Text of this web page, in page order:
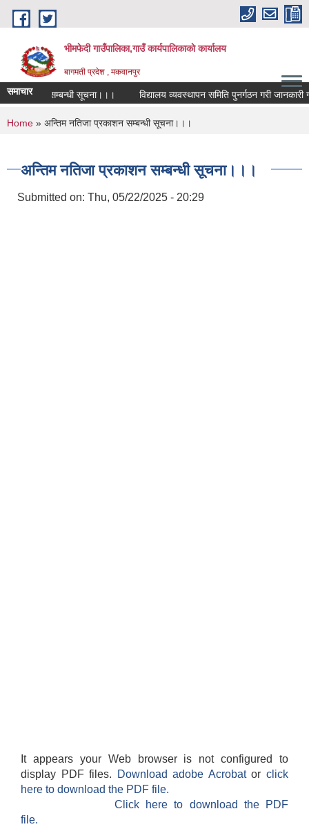
Skip to main content
भीमफेदी गाउँपालिका,गाउँ कार्यपालिकाकाे कार्यालय
बागमती प्रदेश , मकवानपुर
समाचार सम्बन्धी सूचना।।। विद्यालय व्यवस्थापन समिति पुनर्गठन गरी जानकारी
You are here
Home » अन्तिम नतिजा प्रकाशन सम्बन्धी सूचना।।।
अन्तिम नतिजा प्रकाशन सम्बन्धी सूचना।।।
Submitted on: Thu, 05/22/2025 - 20:29
It appears your Web browser is not configured to
display PDF files.
Download adobe Acrobatorclick
here to download the PDF file.
Click here to download the PDF
file.